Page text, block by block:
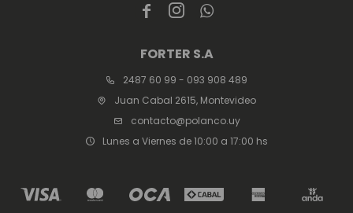
  
FORTER S.A
2487 60 99 - 093 908 489
Juan Cabal 2615, Montevideo
contacto@polanco.uy
Lunes a Viernes de 10:00 a 17:00 hs